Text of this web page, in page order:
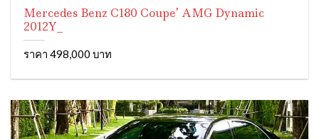
Mercedes Benz C180 Coupe’ AMG Dynamic
2012Y_
ราคา 498,000 บาท